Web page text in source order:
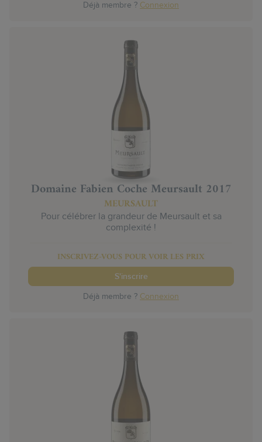
Déjà membre ? Connexion
Domaine Fabien Coche Meursault 2017
MEURSAULT
Pour célébrer la grandeur de Meursault et sa
complexité !
INSCRIVEZ-VOUS POUR VOIR LES PRIX
S'inscrire
Déjà membre ? Connexion